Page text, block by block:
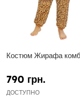
Костюм Жирафа
790 грн.
ДОСТУПНО